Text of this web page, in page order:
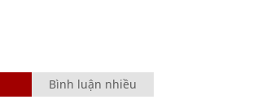
Bình luận nhiều